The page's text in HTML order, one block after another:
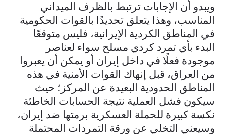
ويبدو أن الإجابات ترتبط بالظرف الميداني
المناسب، وهذا يتعلق تحديدًا بالقوات الحكومية
في المناطق الكردية الإيرانية، فليس متوقعًا
البدء بأي تمرد كردي مسلح سواء لعناصر
موجودة فعلًا في داخل إيران أو يمكن أن يعبروا
من العراق، قبل إنهاك القوات الأمنية في هذه
المناطق الحدودية البعيدة عن المركز؛ حيث
سيكون فشل العملية نتيجة الحسابات الخاطئة
نكسة كبيرة للحملة العسكرية برمتها ضد إيران،
وسيعني التخلي عن ورقة التمردات المحتملة